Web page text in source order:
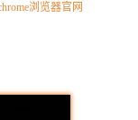
浏览器官网